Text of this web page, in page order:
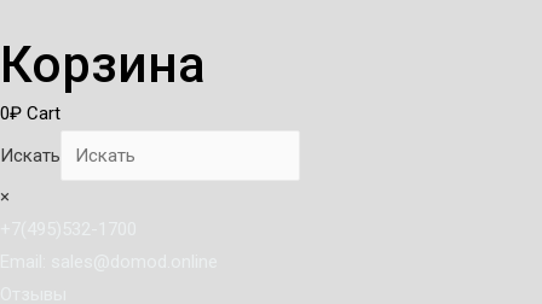
Корзина
0₽ Cart
Искать
×